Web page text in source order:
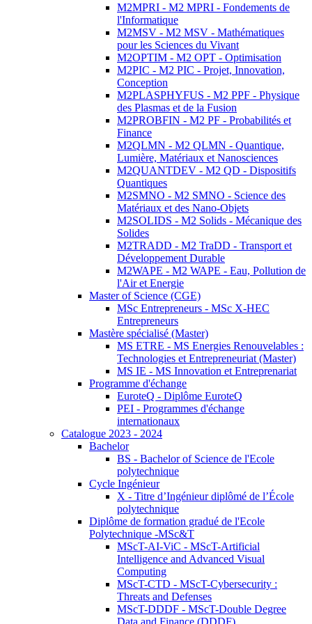
M2MPRI - M2 MPRI - Fondements de
l'Informatique
M2MSV - M2 MSV - Mathématiques
pour les Sciences du Vivant
M2OPTIM - M2 OPT - Optimisation
M2PIC - M2 PIC - Projet, Innovation,
Conception
M2PLASPHYFUS - M2 PPF - Physique
des Plasmas et de la Fusion
M2PROBFIN - M2 PF - Probabilités et
Finance
M2QLMN - M2 QLMN - Quantique,
Lumière, Matériaux et Nanosciences
M2QUANTDEV - M2 QD - Dispositifs
Quantiques
M2SMNO - M2 SMNO - Science des
Matériaux et des Nano-Objets
M2SOLIDS - M2 Solids - Mécanique des
Solides
M2TRADD - M2 TraDD - Transport et
Développement Durable
M2WAPE - M2 WAPE - Eau, Pollution de
l'Air et Energie
Master of Science (CGE)
MSc Entrepreneurs - MSc X-HEC
Entrepreneurs
Mastère spécialisé (Master)
MS ETRE - MS Energies Renouvelables :
Technologies et Entrepreneuriat (Master)
MS IE - MS Innovation et Entreprenariat
Programme d'échange
EuroteQ - Diplôme EuroteQ
PEI - Programmes d'échange
internationaux
Catalogue 2023 - 2024
Bachelor
BS - Bachelor of Science de l'Ecole
polytechnique
Cycle Ingénieur
X - Titre d’Ingénieur diplômé de l’École
polytechnique
Diplôme de formation gradué de l'Ecole
Polytechnique -MSc&T
MScT-AI-ViC - MScT-Artificial
Intelligence and Advanced Visual
Computing
MScT-CTD - MScT-Cybersecurity :
Threats and Defenses
MScT-DDDF - MScT-Double Degree
Data and Finance (DDDF)